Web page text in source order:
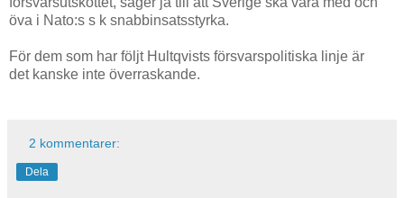
öva i Nato:s s k snabbinsatsstyrka.
För dem som har följt Hultqvists försvarspolitiska linje är
det kanske inte överraskande.
2 kommentarer:
Dela